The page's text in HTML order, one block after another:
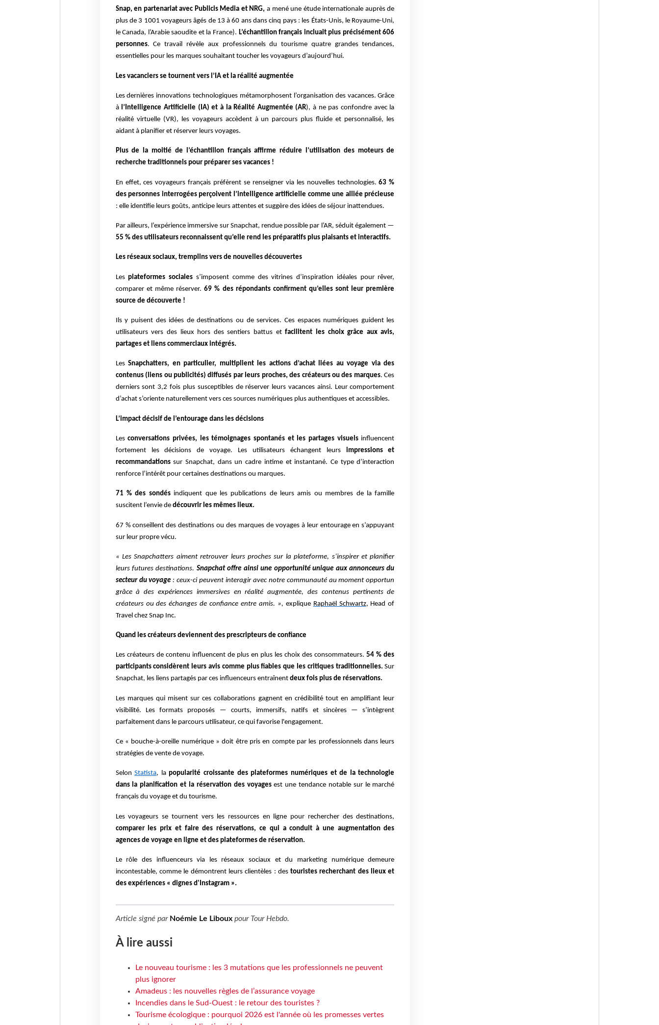
Snap, en partenariat avec Publicis Media et NRG, a mené une étude internationale auprès de
plus de 3 1001 voyageurs âgés de 13 à 60 ans dans cinq pays : les États-Unis, le Royaume-Uni,
le Canada, l’Arabie saoudite et la France). L’échantillon français incluait plus précisément 606
personnes. Ce travail révèle aux professionnels du tourisme quatre grandes tendances,
essentielles pour les marques souhaitant toucher les voyageurs d’aujourd’hui.
Les vacanciers se tournent vers l’IA et la réalité augmentée
Les dernières innovations technologiques métamorphosent l’organisation des vacances. Grâce
à l’Intelligence Artificielle (IA) et à la Réalité Augmentée (AR), à ne pas confondre avec la
réalité virtuelle (VR), les voyageurs accèdent à un parcours plus fluide et personnalisé, les
aidant à planifier et réserver leurs voyages.
Plus de la moitié de l’échantillon français affirme réduire l’utilisation des moteurs de
recherche traditionnels pour préparer ses vacances !
En effet, ces voyageurs français préfèrent se renseigner via les nouvelles technologies. 63 %
des personnes interrogées perçoivent l’intelligence artificielle comme une alliée précieuse
: elle identifie leurs goûts, anticipe leurs attentes et suggère des idées de séjour inattendues.
Par ailleurs, l’expérience immersive sur Snapchat, rendue possible par l’AR, séduit également —
55 % des utilisateurs reconnaissent qu’elle rend les préparatifs plus plaisants et interactifs.
Les réseaux sociaux, tremplins vers de nouvelles découvertes
Lesplateformes sociales s’imposent comme des vitrines d’inspiration idéales pour rêver,
comparer et même réserver.69 % des répondants confirment qu’elles sont leur première
source de découverte !
Ils y puisent des idées de destinations ou de services. Ces espaces numériques guident les
utilisateurs vers des lieux hors des sentiers battus etfacilitent les choix grâce aux avis,
partages et liens commerciaux intégrés.
LesSnapchatters, en particulier, multiplient les actions d’achat liées au voyage via des
contenus (liens ou publicités) diffusés par leurs proches, des créateurs ou des marques. Ces
derniers sont 3,2 fois plus susceptibles de réserver leurs vacances ainsi. Leur comportement
d’achat s’oriente naturellement vers ces sources numériques plus authentiques et accessibles.
L’impact décisif de l’entourage dans les décisions
Lesconversations privées, les témoignages spontanés et les partages visuels influencent
fortement les décisions de voyage. Les utilisateurs échangent leurs impressions et
recommandationssur Snapchat, dans un cadre intime et instantané. Ce type d’interaction
renforce l’intérêt pour certaines destinations ou marques.
71 % des sondés indiquent que les publications de leurs amis ou membres de la famille
suscitent l’envie de découvrir les mêmes lieux.
67 % conseillent des destinations ou des marques de voyages à leur entourage en s’appuyant
sur leur propre vécu.
« Les Snapchatters aiment retrouver leurs proches sur la plateforme, s’inspirer et planifier
leurs futures destinations. Snapchat offre ainsi une opportunité unique aux annonceurs du
secteur du voyage : ceux-ci peuvent interagir avec notre communauté au moment opportun
grâce à des expériences immersives en réalité augmentée, des contenus pertinents de
créateurs ou des échanges de confiance entre amis. », explique Raphaël Schwartz, Head of
Travel chez Snap Inc.
Quand les créateurs deviennent des prescripteurs de confiance
Les créateurs de contenu influencent de plus en plus les choix des consommateurs.54 % des
participants considèrent leurs avis comme plus fiables que les critiques traditionnelles. Sur
Snapchat, les liens partagés par ces influenceurs entraînent deux fois plus de réservations.
Les marques qui misent sur ces collaborations gagnent en crédibilité tout en amplifiant leur
visibilité. Les formats proposés — courts, immersifs, natifs et sincères — s’intègrent
parfaitement dans le parcours utilisateur, ce qui favorise l'engagement.
Ce « bouche-à-oreille numérique » doit être pris en compte par les professionnels dans leurs
stratégies de vente de voyage.
SelonStatista, lapopularité croissante des plateformes numériques et de la technologie
dans la planification et la réservation des voyagesest une tendance notable sur le marché
français du voyage et du tourisme.
Les voyageurs se tournent vers les ressources en ligne pour rechercher des destinations,
comparer les prix et faire des réservations, ce qui a conduit à une augmentation des
agences de voyage en ligne et des plateformes de réservation.
Le rôle des influenceurs via les réseaux sociaux et du marketing numérique demeure
incontestable, comme le démontrent leurs clientèles : destouristes recherchant des lieux et
des expériences « dignes d'Instagram ».
Article signé par Noémie Le Libouxpour Tour Hebdo.
À lire aussi
Le nouveau tourisme : les 3 mutations que les professionnels ne peuvent
plus ignorer
Amadeus : les nouvelles règles de l’assurance voyage
Incendies dans le Sud-Ouest : le retour des touristes ?
Tourisme écologique : pourquoi 2026 est l'année où les promesses vertes